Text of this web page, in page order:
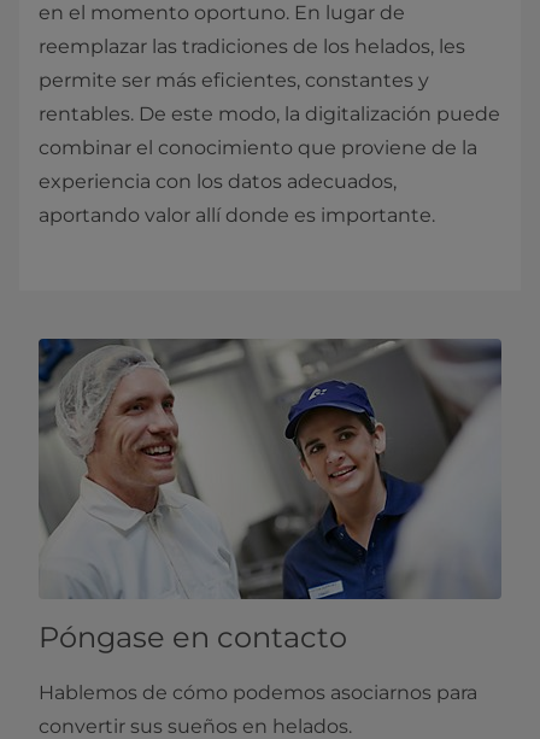
en el momento oportuno. En lugar de
reemplazar las tradiciones de los helados, les
permite ser más eficientes, constantes y
rentables. De este modo, la digitalización puede
combinar el conocimiento que proviene de la
experiencia con los datos adecuados,
aportando valor allí donde es importante.
Póngase en contacto
Hablemos de cómo podemos asociarnos para
convertir sus sueños en helados.